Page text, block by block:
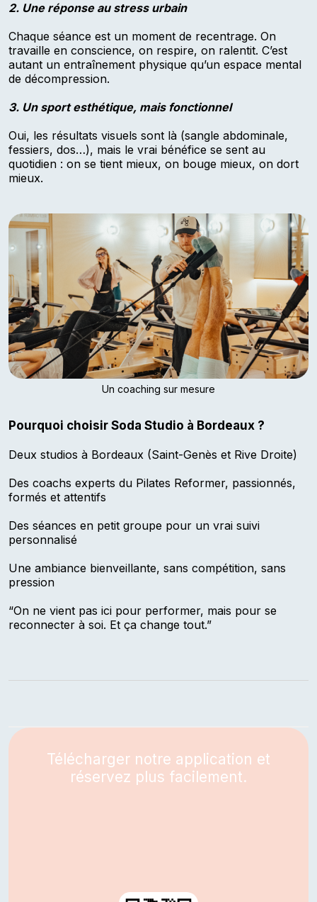
Télécharger notre application et
réservez plus facilement.
2. Une réponse au stress urbain
Chaque séance est un moment de recentrage. On
travaille en conscience, on respire, on ralentit. C’est
autant un entraînement physique qu’un espace mental
de décompression.
3. Un sport esthétique, mais fonctionnel
Oui, les résultats visuels sont là (sangle abdominale,
fessiers, dos…), mais le vrai bénéfice se sent au
quotidien : on se tient mieux, on bouge mieux, on dort
mieux.
Un coaching sur mesure
Pourquoi choisir Soda Studio à Bordeaux ?
Deux studios à Bordeaux (Saint-Genès et Rive Droite)
Des coachs experts du Pilates Reformer, passionnés,
formés et attentifs
Des séances en petit groupe pour un vrai suivi
personnalisé
Une ambiance bienveillante, sans compétition, sans
pression
“On ne vient pas ici pour performer, mais pour se
reconnecter à soi. Et ça change tout.”